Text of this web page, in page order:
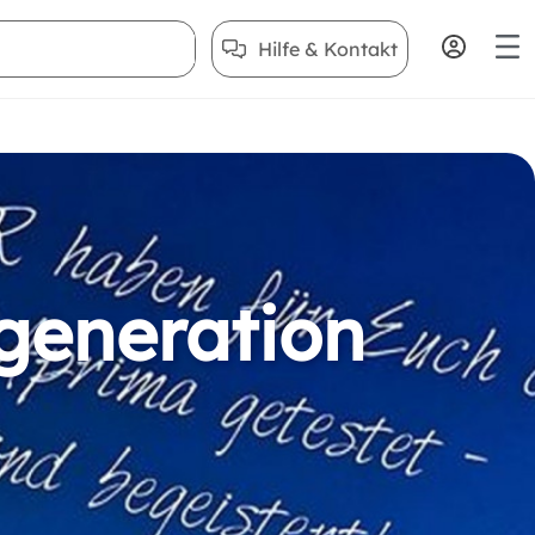
Hilfe & Kontakt